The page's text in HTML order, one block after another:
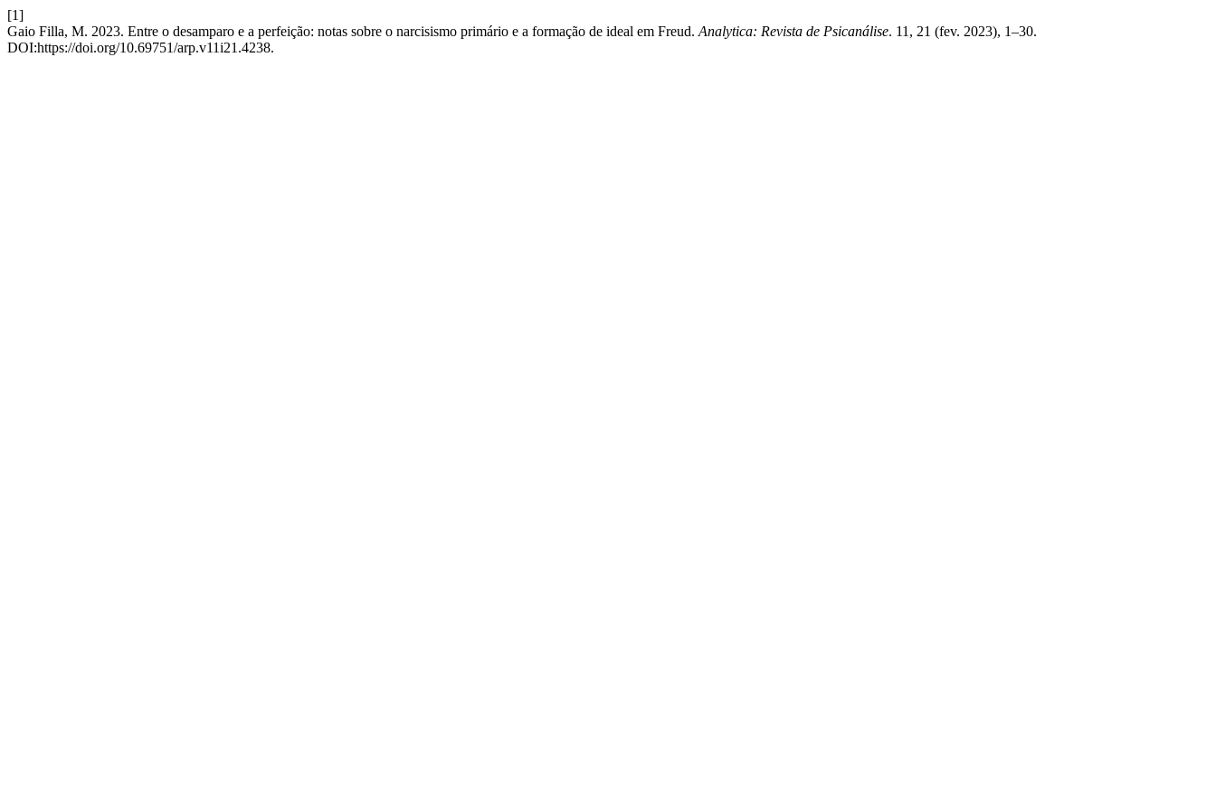
[1]
Gaio Filla, M. 2023. Entre o desamparo e a perfeição: notas sobre o narcisismo primário e a formação de ideal em Freud. Analytica: Revista de Psicanálise. 11, 21 (fev. 2023), 1–30.
DOI:https://doi.org/10.69751/arp.v11i21.4238.